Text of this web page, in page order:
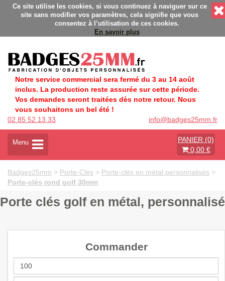
- Fabrication Française éco-responsable - Délais
Ce site utilise les cookies, si vous continuez à naviguer sur ce
site sans modifier vos paramètres, cela signifie que vous
consentez à l’utilisation de ces cookies.
En savoir plus
Notre service commercial sera fermé du 3 au 14 août
inclus. La production reste assurée sur cette période.
Vos demandes seront traitées dès notre retour. Nous
vous souhaitons un bel été !
02 85 52 13 33
info@badges25mm.fr
A
t
v
e
l
a
g
t
Menu
PANIER (0)
0,00 €
Badges25mm > Porte-Clés > Porte-clés en métal personnalisés >
Porte-clés rond golf 30mm
Porte clés golf en métal, personnalisé
Commander